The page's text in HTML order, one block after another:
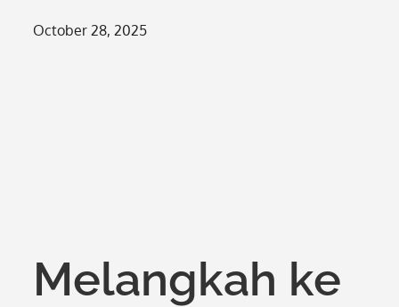
Posted
October 28, 2025
Melangkah ke